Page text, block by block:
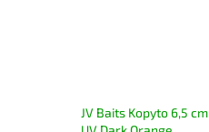
JV Baits Kopyto 6,5 cm